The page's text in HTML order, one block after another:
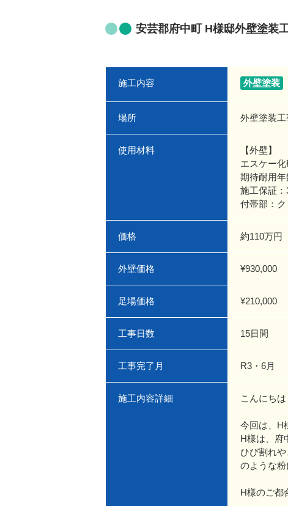
安芸郡府中町 H様邸外壁塗装
施工内容 外壁塗装
場所 外壁塗装工
使用材料
【外壁】
エスケー
期待耐用
施工保証：
付帯部：
価格 約110万円
外壁価格 ¥930,000
足場価格 ¥210,000
工事日数 15日間
工事完了月 R3・6月
施工内容詳細 こんにちは
今回は、H
H様は、府
ひび割れ
のような
H様のご都